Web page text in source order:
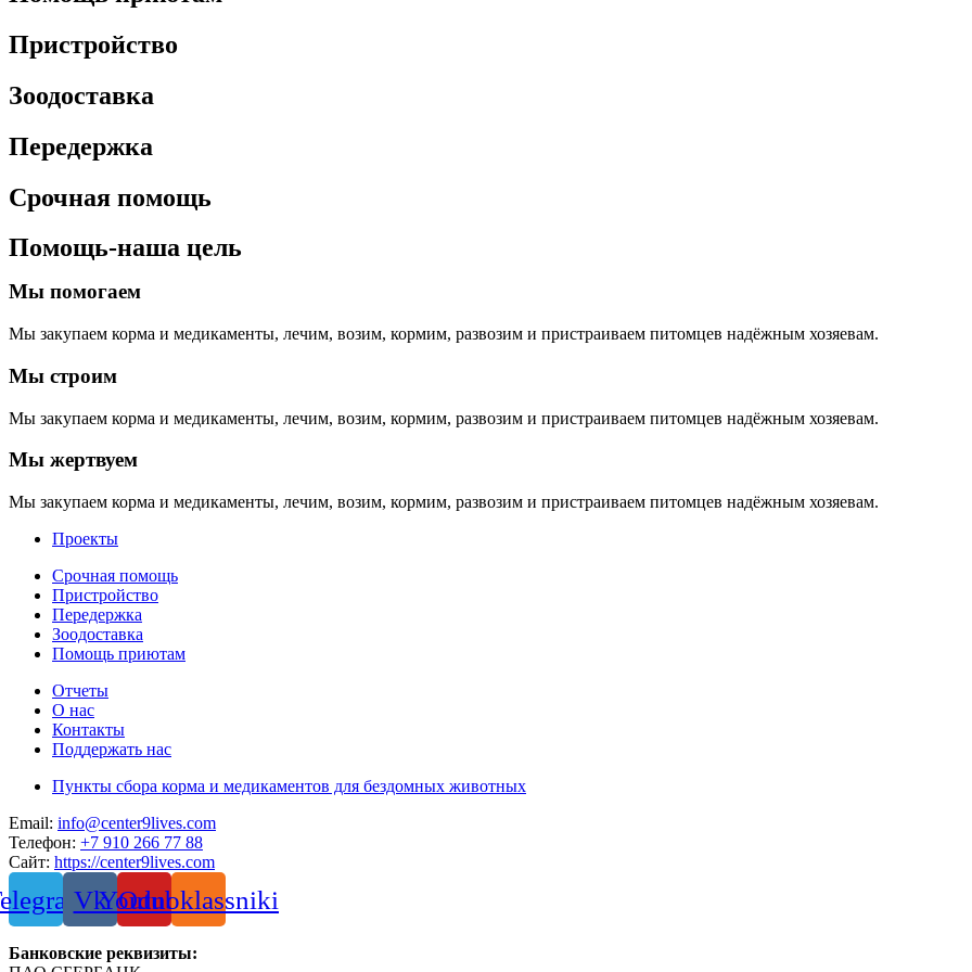
Пристройство
Зоодоставка
Передержка
Срочная помощь
Помощь-наша цель
Мы помогаем
Мы закупаем корма и медикаменты, лечим, возим, кормим, развозим и пристраиваем питомцев надёжным хозяевам.
Мы строим
Мы закупаем корма и медикаменты, лечим, возим, кормим, развозим и пристраиваем питомцев надёжным хозяевам.
Мы жертвуем
Мы закупаем корма и медикаменты, лечим, возим, кормим, развозим и пристраиваем питомцев надёжным хозяевам.
Проекты
Срочная помощь
Пристройство
Передержка
Зоодоставка
Помощь приютам
Отчеты
О нас
Контакты
Поддержать нас
Пункты сбора корма и медикаментов для бездомных животных
Email: info@center9lives.com
Телефон: +7 910 266 77 88
Сайт: https://center9lives.com
VkYoutube
Odnoklassniki
Банковские реквизиты: